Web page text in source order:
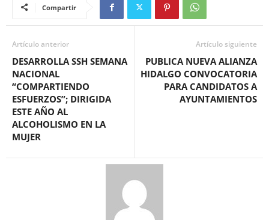
Compartir
Artículo anterior
DESARROLLA SSH SEMANA
NACIONAL
“COMPARTIENDO
ESFUERZOS”; DIRIGIDA
ESTE AÑO AL
ALCOHOLISMO EN LA
MUJER
Artículo siguiente
PUBLICA NUEVA ALIANZA
HIDALGO CONVOCATORIA
PARA CANDIDATOS A
AYUNTAMIENTOS